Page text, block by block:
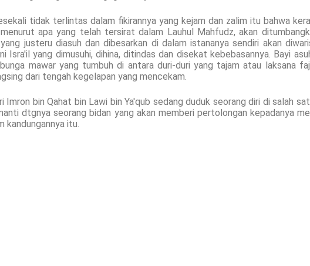
tidak terlintas dalam fikirannya yang kejam dan zalim itu bahwa
apa yang telah tersirat dalam Lauhul Mahfudz, akan
justeru diasuh dan dibesarkan di dalam istananya sendiri akan
Isra'il yang dimusuhi, dihina, ditindas dan disekat kebebasannya. Bayi
mawar yang tumbuh di antara duri-duri yang tajam atau laksana
dari tengah kegelapan yang mencekam.
Imron bin Qahat bin Lawi bin Ya'qub sedang duduk seorang diri di salah
dtgnya seorang bidan yang akan memberi pertolongan kepadanya
kandungannya itu.